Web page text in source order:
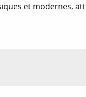
et modernes,